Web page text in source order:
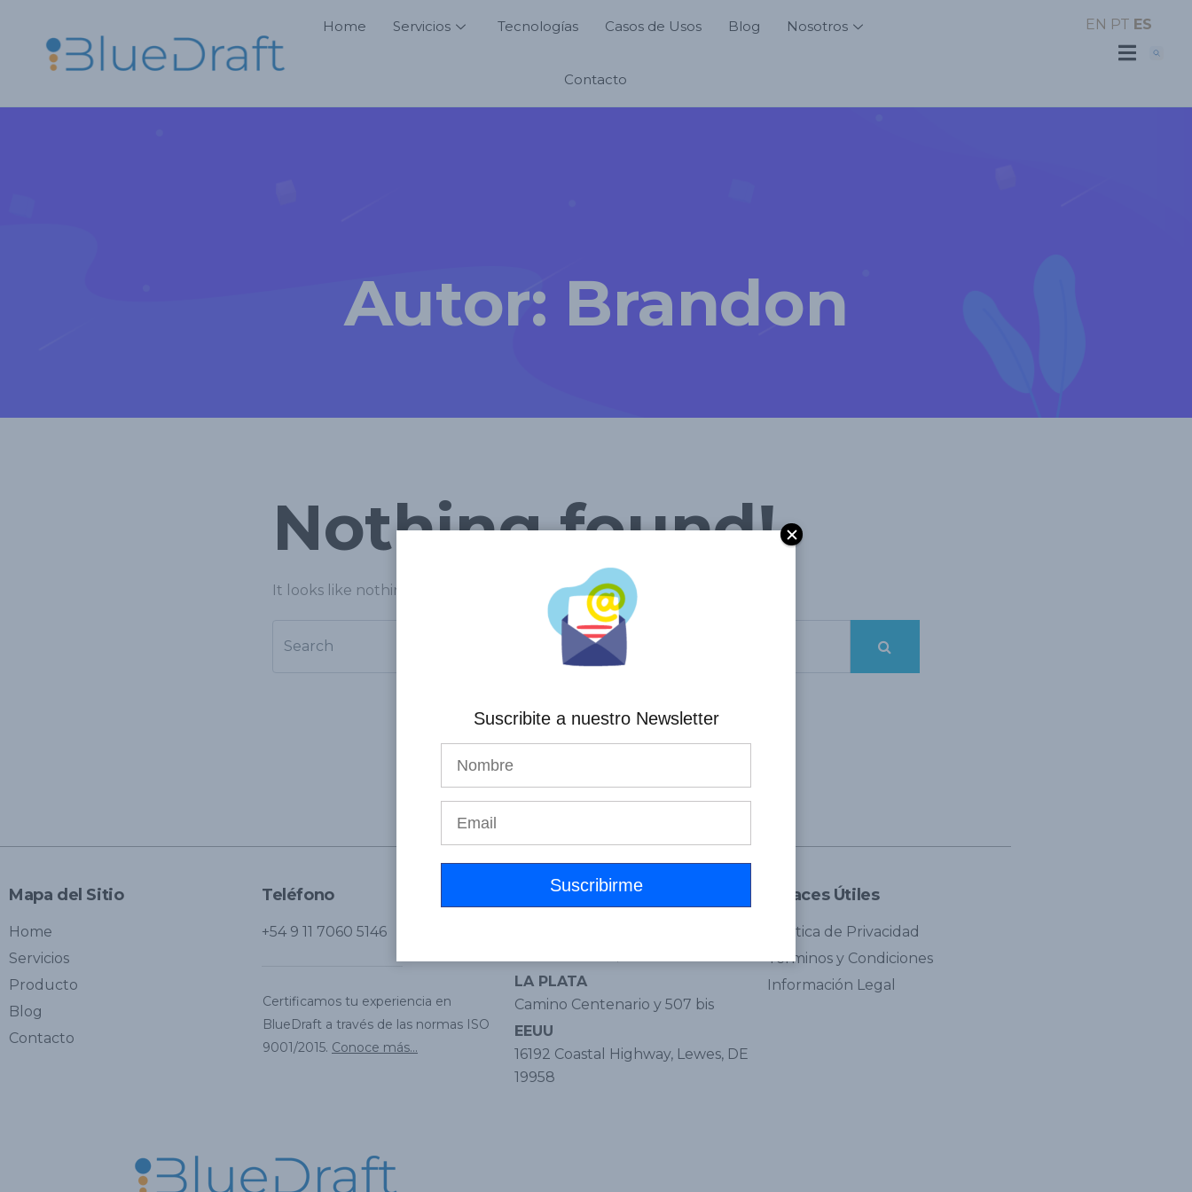
Home Servicios Tecnologías Casos de Usos Blog Nosotros
Contacto
Autor: Brandon
Nothing found!
It looks like nothing was found here. Maybe try a search?
Mapa del Sitio
Home
Servicios
Producto
Blog
Contacto
Teléfono
+54 9 11 7060 5146
Certificamos tu experiencia en
BlueDraft a través de las normas ISO
9001/2015. Conoce más...
Oficinas
LA PLATA
Camino Centenario y 507 bis
EEUU
16192 Coastal Highway, Lewes, DE
19958
Enlaces Útiles
Política de Privacidad
Términos y Condiciones
Información Legal
EN PT ES
Suscribite a nuestro Newsletter